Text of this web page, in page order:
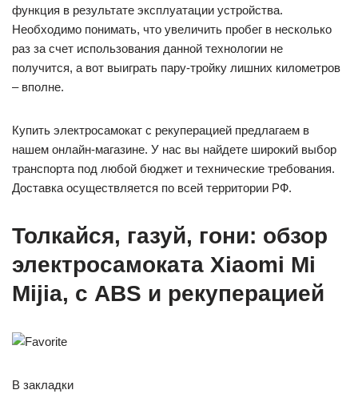
функция в результате эксплуатации устройства.
Необходимо понимать, что увеличить пробег в несколько
раз за счет использования данной технологии не
получится, а вот выиграть пару-тройку лишних километров
– вполне.
Купить электросамокат с рекуперацией предлагаем в
нашем онлайн-магазине. У нас вы найдете широкий выбор
транспорта под любой бюджет и технические требования.
Доставка осуществляется по всей территории РФ.
Толкайся, газуй, гони: обзор
электросамоката Xiaomi Mi
Mijia, с ABS и рекуперацией
В закладки